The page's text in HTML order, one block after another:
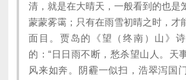
清，就是在大晴天，一般看到的也是
蒙蒙雾霭；只有在雨雪初晴之时，才
面目。贾岛的《望（终南）山》
的：“日日雨不断，愁杀望山人。天
风来如奔。阴霾一似扫，浩翠泻国